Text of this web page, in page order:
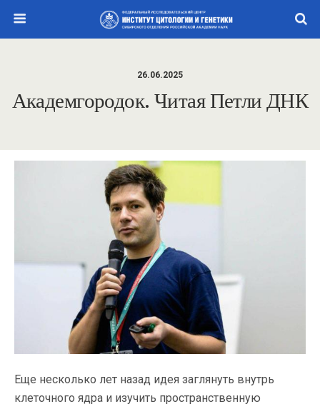
26.06.2025
Академгородок. Читая Петли ДНК
Еще несколько лет назад идея заглянуть внутрь
клеточного ядра и изучить пространственную